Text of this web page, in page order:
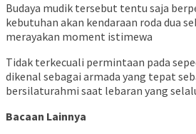
Budaya mudik tersebut tentu saja
kebutuhan akan kendaraan roda dua
merayakan moment istimewa
Tidak terkecuali permintaan pada
dikenal sebagai armada yang tepat
bersilaturahmi saat lebaran yang
Bacaan Lainnya